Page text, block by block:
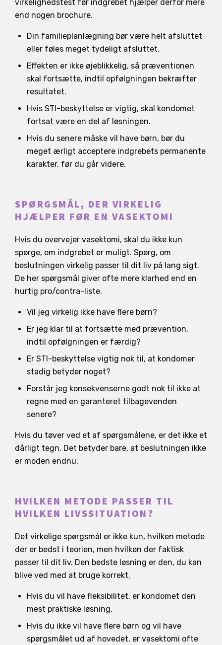
virkelighedstest før indgrebet hjælper derfor mere
end nogen brochure.
Din familieplanlægning bør være helt afsluttet
eller føles meget tydeligt afsluttet.
Effekten er ikke øjeblikkelig, så præventionen
skal fortsætte, indtil opfølgningen bekræfter
resultatet.
Hvis STI-beskyttelse er vigtig, skal kondomet
fortsat være en del af løsningen.
Hvis du senere måske vil have børn, bør du
meget ærligt acceptere indgrebets permanente
karakter, før du går videre.
SPØRGSMÅL, DER VIRKELIG
HJÆLPER FØR EN VASEKTOMI
Hvis du overvejer vasektomi, skal du ikke kun
spørge, om indgrebet er muligt. Spørg, om
beslutningen virkelig passer til dit liv på lang sigt.
De her spørgsmål giver ofte mere klarhed end en
hurtig pro/contra-liste.
Vil jeg virkelig ikke have flere børn?
Er jeg klar til at fortsætte med prævention,
indtil opfølgningen er færdig?
Er STI-beskyttelse vigtig nok til, at kondomer
stadig betyder noget?
Forstår jeg konsekvenserne godt nok til ikke at
regne med en garanteret tilbagevenden
senere?
Hvis du tøver ved et af spørgsmålene, er det ikke et
dårligt tegn. Det betyder bare, at beslutningen ikke
er moden endnu.
HVILKEN METODE PASSER TIL
HVILKEN LIVSSITUATION?
Det virkelige spørgsmål er ikke kun, hvilken metode
der er bedst i teorien, men hvilken der faktisk
passer til dit liv. Den bedste løsning er den, du kan
blive ved med at bruge korrekt.
Hvis du vil have fleksibilitet, er kondomet den
mest praktiske løsning.
Hvis du ikke vil have flere børn og vil have
spørgsmålet ud af hovedet, er vasektomi ofte